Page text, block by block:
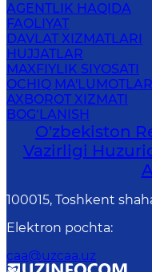
AGENTLIK HAQIDA
FAOLIYAT
DAVLAT XIZMATLARI
HUJJATLAR
MAXFIYLIK SIYOSATI
OCHIQ MA'LUMOTLAR
AXBOROT XIZMATI
BOG‘LANISH
O'zbekiston
Vazirligi
100015, Toshkent
Elektron pochta:
caa@uzcaa.uz